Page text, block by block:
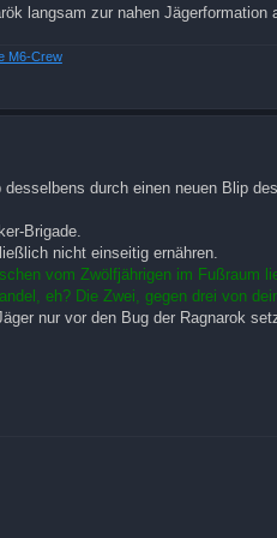
langsam zur nahen Jägerformation
M6-Crew
durch einen neuen Blip
Brigade.
nicht einseitig ernähren.
vom Zwölfjährigen im Fußraum
eh? Die Zwei, gegen drei von
nur vor den Bug der Ragnarok